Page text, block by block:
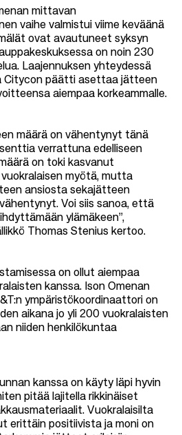
mittavan
vaihe valmistui viime keväänä
ovat avautuneet syksyn
on noin 230
Laajennuksen yhteydessä
Citycon päätti asettaa jätteen
aiempaa korkeammalle.
määrä on vähentynyt tänä
verrattuna edelliseen
on toki kasvanut
vuokralaisen myötä, mutta
ansiosta sekajätteen
Voi siis sanoa, että
ylämäkeen”,
Thomas Stenius kertoo.
on ollut aiempaa
kanssa. Ison Omenan
ympäristökoordinaattori on
aikana jo yli 200 vuokralaisten
niiden henkilökuntaa
kanssa on käyty läpi hyvin
pitää lajitella rikkinäiset
Vuokralaisilta
erittäin positiivista ja moni on